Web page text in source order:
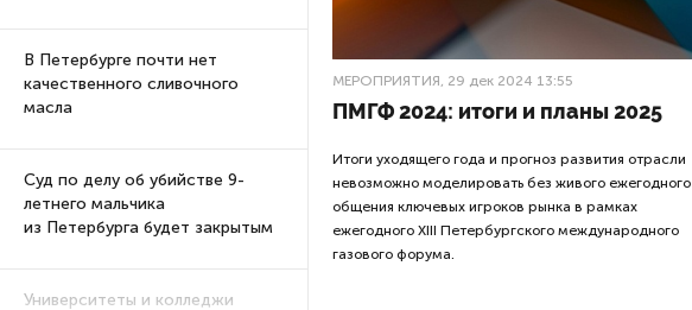
В Петербурге почти нет
качественного сливочного
масла
Суд по делу об убийстве 9-
летнего мальчика
из Петербурга будет закрытым
Университеты и колледжи
МЕРОПРИЯТИЯ, 29 дек 2024 13:55
ПМГФ 2024: итоги и планы 2025
Итоги уходящего года и прогноз развития отрасли
невозможно моделировать без живого ежегодного
общения ключевых игроков рынка в рамках
ежегодного XIII Петербургского международного
газового форума.